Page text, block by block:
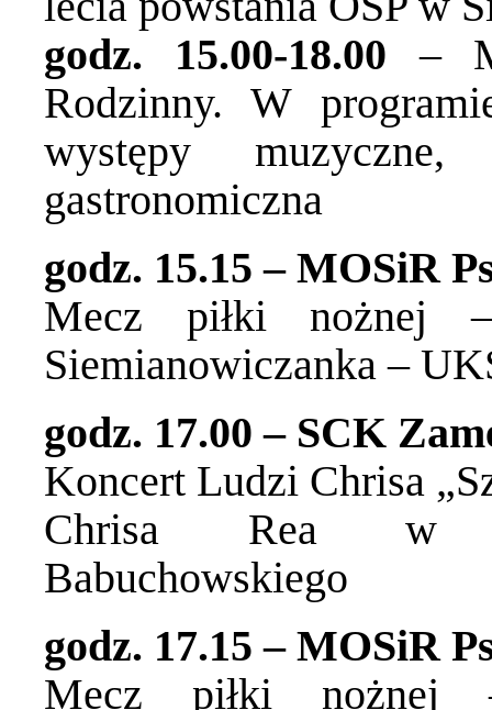
godz. 15.00-18.00 –
Rodzinny. W
występy
gastronomiczna
godz. 15.15 – MOSiR
Mecz piłki nożnej
Siemianowiczanka –
godz. 17.00 – SCK
Koncert Ludzi Chrisa
Chrisa Rea w
Babuchowskiego
godz. 17.15 – MOSiR
Mecz piłki nożnej